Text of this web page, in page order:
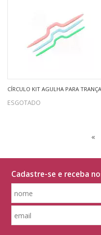
CÍRCULO KIT AGULHA PARA TRANÇA
ESGOTADO
Cadastre-se e receba